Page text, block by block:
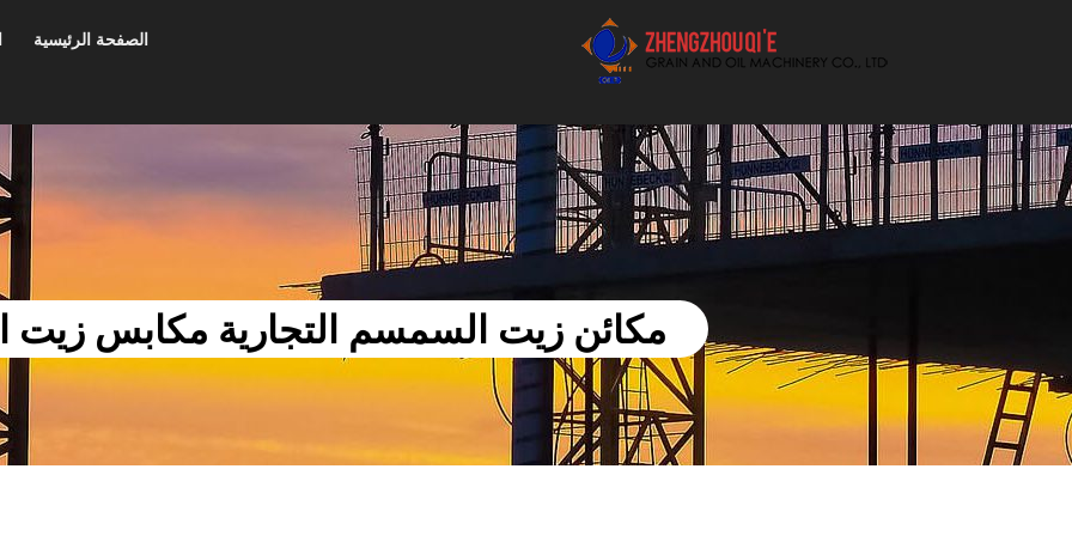
أفضل بيع آلة الزيوت النباتية الموردون
الصفحة الرئيسية
مكائن ​​زيت السمسم التجارية مكابس